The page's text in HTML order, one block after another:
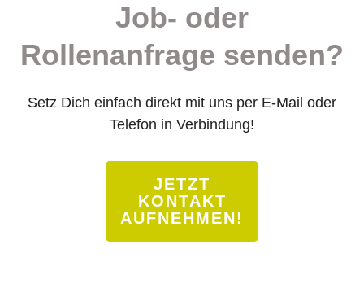
Job- oder
Rollenanfrage senden?
Setz Dich einfach direkt mit uns per E-Mail oder
Telefon in Verbindung!
JETZT
KONTAKT
AUFNEHMEN!